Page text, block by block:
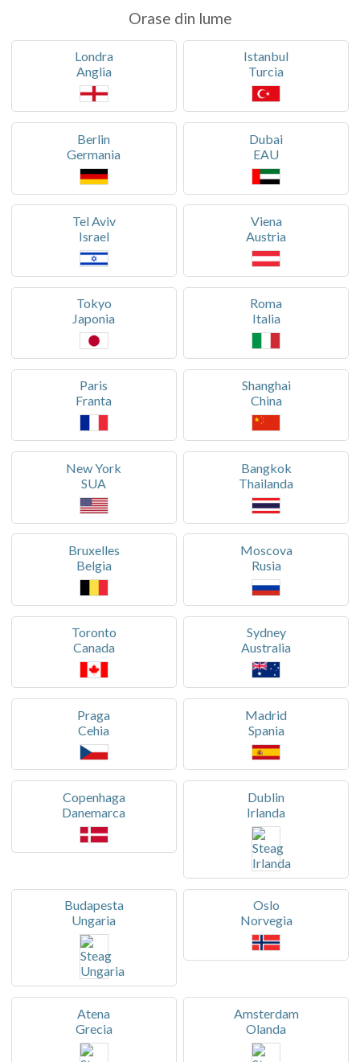
Orase din lume
Londra
Anglia
Istanbul
Turcia
Berlin
Germania
Dubai
EAU
Tel Aviv
Israel
Viena
Austria
Tokyo
Japonia
Roma
Italia
Paris
Franta
Shanghai
China
New York
SUA
Bangkok
Thailanda
Bruxelles
Belgia
Moscova
Rusia
Toronto
Canada
Sydney
Australia
Praga
Cehia
Madrid
Spania
Copenhaga
Danemarca
Dublin
Irlanda
Budapesta
Ungaria
Oslo
Norvegia
Atena
Grecia
Amsterdam
Olanda